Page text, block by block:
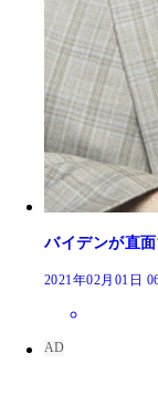
バイデンが直
2021年02月01日